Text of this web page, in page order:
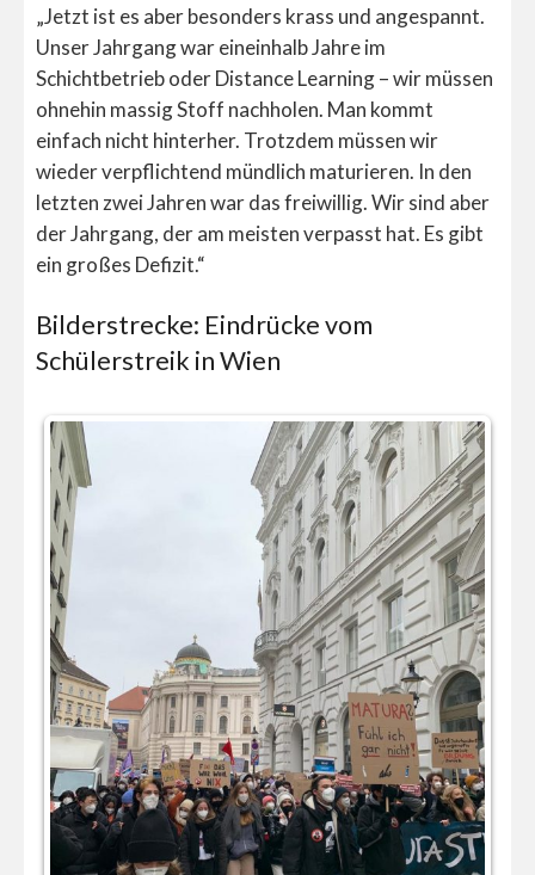
„Jetzt ist es aber besonders krass und angespannt.
Unser Jahrgang war eineinhalb Jahre im
Schichtbetrieb oder Distance Learning – wir müssen
ohnehin massig Stoff nachholen. Man kommt
einfach nicht hinterher. Trotzdem müssen wir
wieder verpflichtend mündlich maturieren. In den
letzten zwei Jahren war das freiwillig. Wir sind aber
der Jahrgang, der am meisten verpasst hat. Es gibt
ein großes Defizit.“
Bilderstrecke: Eindrücke vom
Schülerstreik in Wien